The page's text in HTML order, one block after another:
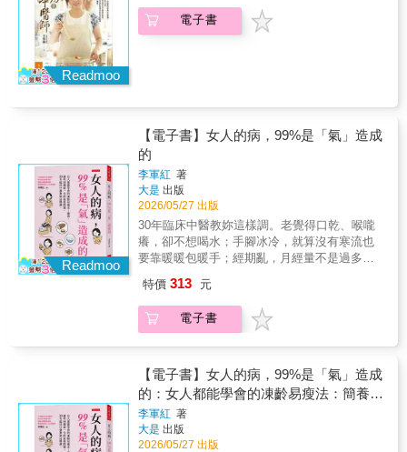
菌，不如多吃白菜，能利尿通便、預防失智
症。 營養學指出，白菜富含鐵、鉀、維生素C
容。 ‧天氣越熱越沒胃口？老祖宗建議你：吃鱔
魚。 夏季溼氣重，脾胃最容易受傷。鱔魚能健
脾祛溼、補充元氣。 什麼時間吃效果最好？哪
些人不宜多吃？ ◎運動運動，疾病難碰。 人勤
病就散，人懶病就勤，但怎麼運動才健康？ 俗
話說：「飽不練氣，飢不練功。」運動前至少
要補充水分或牛奶。 美國醫學家發現，空腹運
動容易因頭暈、低血糖，增加猝死風險。 春夏
秋冬，該怎麼順應四時而養？ 不想生病？指甲
常剪，疾病不染；感冒初期，記得來碗「神仙
醫經典與現代醫學， 藥補不如食補，打造強
健、不生病的體質。
半身。人體有超過500條肌肉集中在下半身，6
條重要經絡從腿部穿行而過，也有78個人體要
於幫全身器官做按摩，藥草浴暖腳，正是替五
果！1.刷刷腳底板，刺激荷爾蒙再造淡斑美白2.
做做腳趾操，大腦不衰老3.按摩膀胱經，全身
濕熱毒素放水流4.轉動腳踝，通氣活血降血壓5.
進階全蹲功，增強心肺功能6.溫掌暖膝，防治
關節炎7.站立踮腳尖，腰椎不酸痛8.赤足行走，
吸收地氣，安眠抗憂鬱9.摩腹清肝火，有效緩
和慢性病10.拍打腰眼治腎虧，保養一生的陽氣
＊獨家收錄：下半身保健速查表本書特色1. 博
承古老有效的養生智慧！2. 提供簡易可行的運
動方式，無須器材，隨時輕鬆做，有效鍛鍊下
半身！3. 經典大字版，有趣的案例故事搭配清
楚插圖，好讀好看好吸收！
Readmoo
電子書
Readmoo
【電子書】女人的病，99%是「氣」造成
的
李軍紅 著
大是 出版
2026/05/27 出版
30年臨床中醫教妳這樣調。老覺得口乾、喉嚨
癢，卻不想喝水；手腳冰冷，就算沒有寒流也
要靠暖暖包暖手；經期亂，月經量不是過多，
也不常說話（大家口中的冰山美人），喉嚨卻
常發炎。這些婦科問題雖然稱不上病，總是在
青春期、妊娠期、更年期甚至到老年期，困擾
病，99%都是「氣」造成的，因此他自創四步
養生法：調氣血、養好陰、辨體質、修好心
（不生氣），讓女人不論在任何年齡，都被
讚：「哇，妳都沒變耶，還是一樣年輕。」◎
調氣血，人參、山藥效果佳，外加跳繩來幫
特價 313 元
電子書
【電子書】女人的病，99%是「氣」造成
的：女人都能學會的凍齡易瘦法：簡養。
那些困擾妳一生的氣血問題，30 年臨床
中醫教妳這樣調。
李軍紅 著
大是 出版
2026/05/27 出版